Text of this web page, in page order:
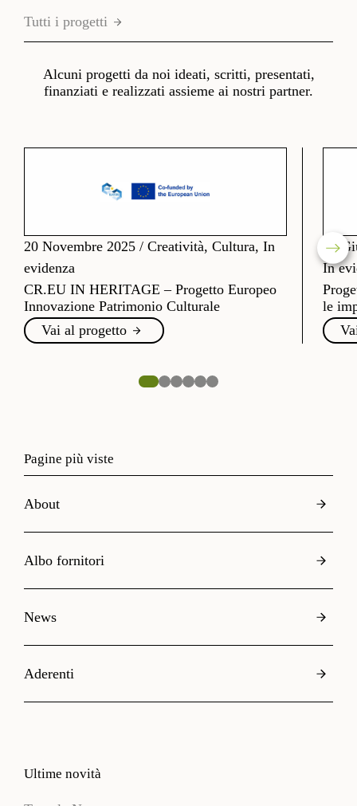
Tutti i progetti
Alcuni progetti da noi ideati, scritti, presentati,
finanziati e realizzati assieme ai nostri partner.
20 Novembre 2025 / Creatività, Cultura, In
evidenza
CR.EU IN HERITAGE – Progetto Europeo
Innovazione Patrimonio Culturale
Vai al progetto
26
In
le
Pagine più viste
About
Albo fornitori
News
Aderenti
Ultime novità